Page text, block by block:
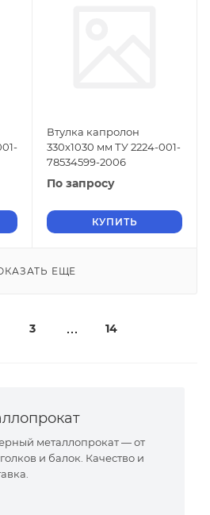
Втулка капролон
330х1030 мм ТУ 2224-001-
78534599-2006
По запросу
КУПИТЬ
ЕЩЕ
3 14
металлопрокат — от
и балок. Качество и